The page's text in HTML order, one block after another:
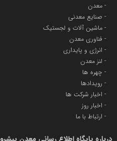
معدن
صنایع معدنی
ماشین آلات و لجستیک
فناوری معدن
انرژی و پایداری
لنز معدن
چهره ها
رویدادها
اخبار شرکت ها
اخبار روز
ارتباط با ما